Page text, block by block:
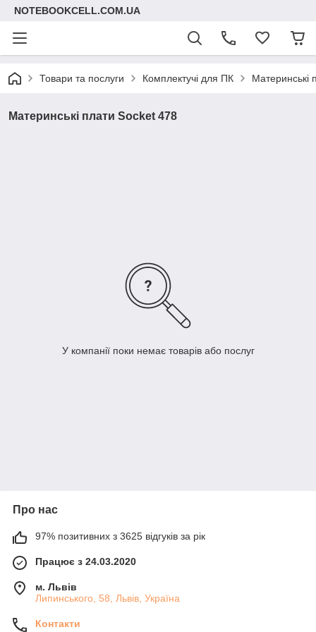
NOTEBOOKCELL.COM.UA
Товари та послуги Комплектучі для ПК Материнські
Материнські плати Socket 478
У компанії поки немає товарів або послуг
Про нас
97% позитивних з 3625 відгуків за рік
Працює з 24.03.2020
м. Львів
Липинського, 58, Львів, Україна
Контакти